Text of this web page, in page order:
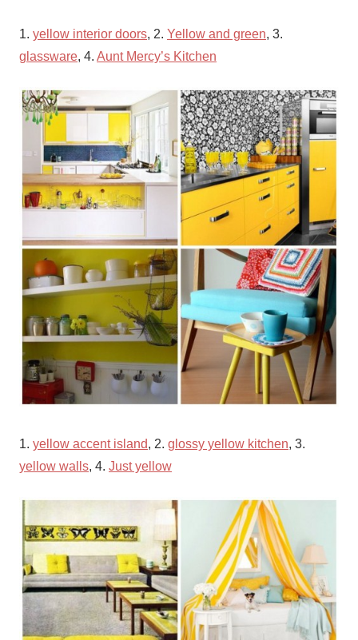
1. yellow interior doors, 2. Yellow and green, 3.
glassware, 4. Aunt Mercy’s Kitchen
1. yellow accent island, 2. glossy yellow kitchen, 3.
yellow walls, 4. Just yellow